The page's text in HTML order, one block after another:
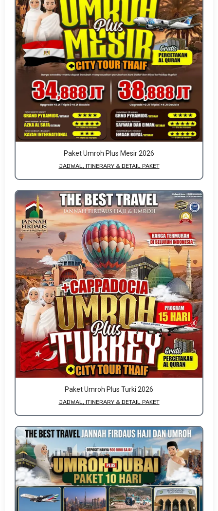
Paket Umroh Plus Mesir 2026
JADWAL, ITINERARY & DETAIL PAKET
Paket Umroh Plus Turki 2026
JADWAL, ITINERARY & DETAIL PAKET